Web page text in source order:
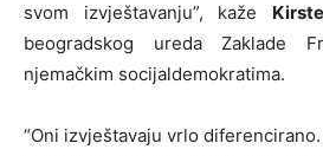
svom izvještavanju”, kaže
beogradskog ureda Zaklade
njemačkim socijaldemokratima.
“Oni izvještavaju vrlo